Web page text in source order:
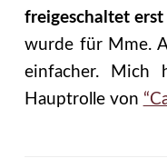
freigeschaltet erst
wurde für Mme.
einfacher. Mich
Hauptrolle von